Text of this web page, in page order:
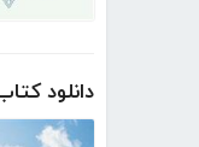
دانلود کتاب 60 راه آرامش